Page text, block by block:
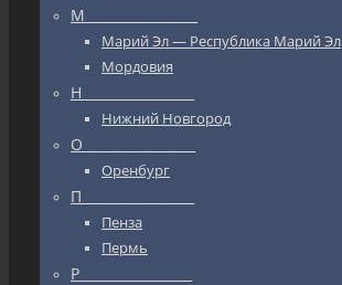
М_________________
Марий Эл — Республика Марий Эл
Мордовия
Н_________________
Нижний Новгород
О_________________
Оренбург
П_________________
Пенза
Пермь
Р_________________